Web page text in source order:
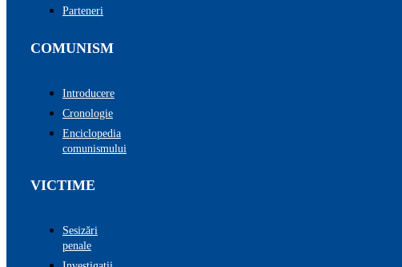
Parteneri
COMUNISM
Introducere
Cronologie
Enciclopedia
comunismului
VICTIME
Sesizări
penale